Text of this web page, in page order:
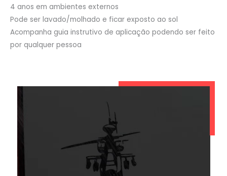
4 anos em ambientes externos
Pode ser lavado/molhado e ficar exposto ao sol
Acompanha guia instrutivo de aplicação podendo ser feito
por qualquer pessoa